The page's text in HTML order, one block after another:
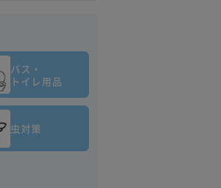
バス・
トイレ用品
虫対策